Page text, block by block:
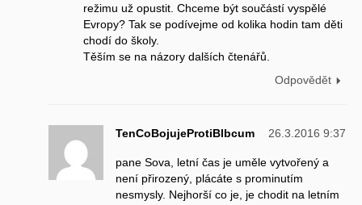
režimu už opustit. Chceme být součástí vyspělé
Evropy? Tak se podívejme od kolika hodin tam děti
chodí do školy.
Těším se na názory dalších čtenářů.
Odpovědět
TenCoBojujeProtiBlbcum 26.3.2016 9:37
pane Sova, letní čas je uměle vytvořený a
není přirozený, plácáte s prominutím
nesmysly. Nejhorší co je, je chodit na letním